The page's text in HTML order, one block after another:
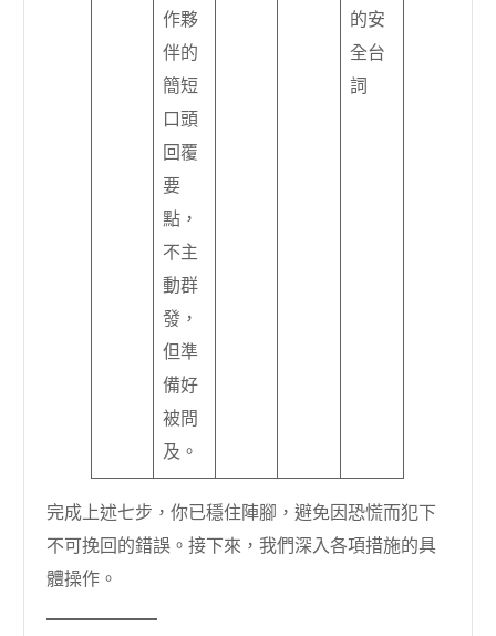
作夥
伴的
簡短
口頭
回覆
要
點，
不主
動群
發，
但準
備好
被問
及。
的安
全台
詞
完成上述七步，你已穩住陣腳，避免因恐慌而犯下
不可挽回的錯誤。接下來，我們深入各項措施的具
體操作。